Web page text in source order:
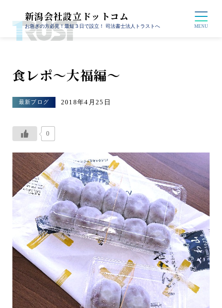
新潟会社設立ドットコム
お急ぎの方必見！最短３日で設立！ 司法書士法人トラストへ
食レポ～大福編～
最新ブログ 2018年4月25日
0